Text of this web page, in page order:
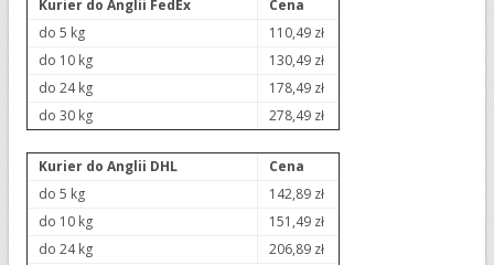
Kurier do Anglii FedEx
Cena
do 5 kg
110,49 zł
do 10 kg
130,49 zł
do 24 kg
178,49 zł
do 30 kg
278,49 zł
Kurier do Anglii DHL
Cena
do 5 kg
142,89 zł
do 10 kg
151,49 zł
do 24 kg
206,89 zł